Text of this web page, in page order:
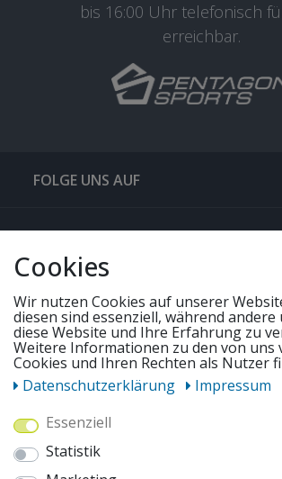
bis 16:00 Uhr telefonisch
erreichbar.
FOLGE UNS AUF
QUICKLINKS & TIPPS
UNSERE ANGEBOTE
WIR VERSENDEN MIT
Cookies
Wir nutzen Cookies auf unserer
diesen sind essenziell, während andere
diese Website und Ihre Erfahrung zu
Weitere Informationen zu den von uns
Cookies und Ihren Rechten als Nutzer
Daten­schutz­erklärung
Impressum
Essenziell
Statistik